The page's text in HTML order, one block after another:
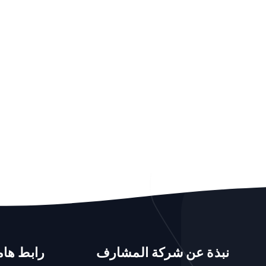
نبذة عن شركة المشارف رابط